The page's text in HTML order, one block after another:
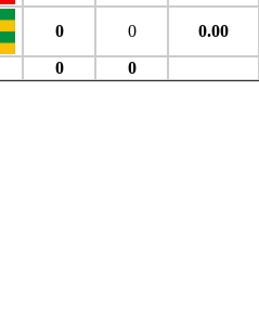
0 0
0.00
0 0